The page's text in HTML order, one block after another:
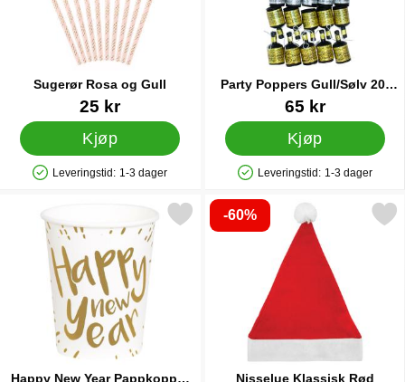
Sugerør Rosa og Gull
Varenummer 20473
25 kr
Kjøp
Produkttilgjengelighet: På lager
Leveringstid: 1-3 dager
Party Poppers Gull/Sølv 20-
pakning
Varenummer 88258
65 kr
Kjøp
Produkttilgjengelighet: På lager
Leveringstid: 1-3 dager
Happy New Year Pappkopper
happy New Year Pappkopper Hvite Små som favoritt
-60%
Nisselue Klassisk Rød
Merk nisselue Klassisk